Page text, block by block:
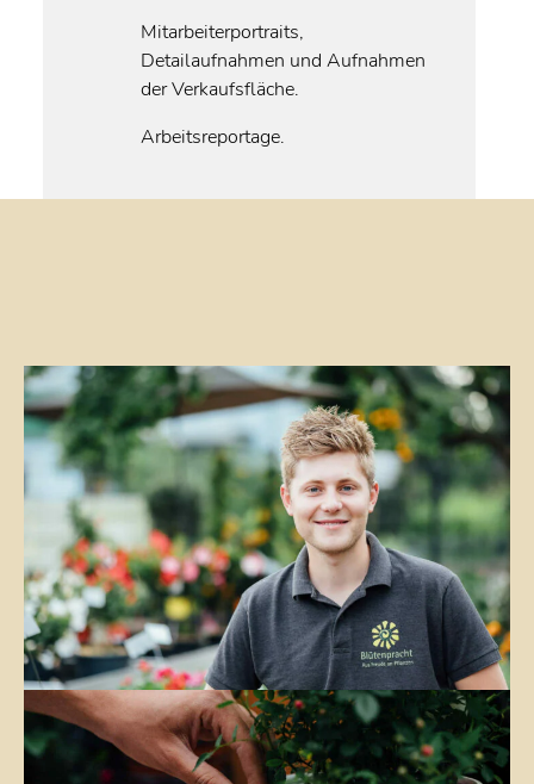
Mitarbeiterportraits,
Detailaufnahmen und Aufnahmen
der Verkaufsfläche.
Arbeitsreportage.